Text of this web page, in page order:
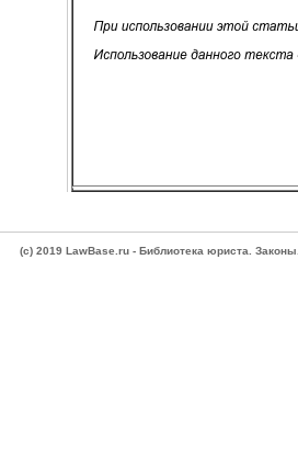
(c) 2019 LawBase.ru - Библиотека юриста.